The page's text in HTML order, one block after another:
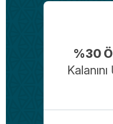
%30